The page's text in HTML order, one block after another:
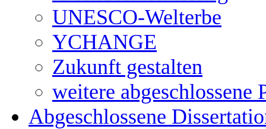
UNESCO-Welterbe
YCHANGE
Zukunft gestalten
weitere abgeschlossene
Abgeschlossene